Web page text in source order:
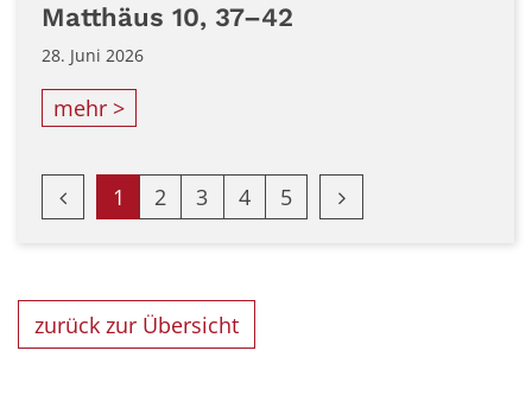
Matthäus 10, 37–42
28. Juni 2026
mehr >
Vorherige Seite
1 2 3 4 5 Nächste Seite
zurück zur Übersicht